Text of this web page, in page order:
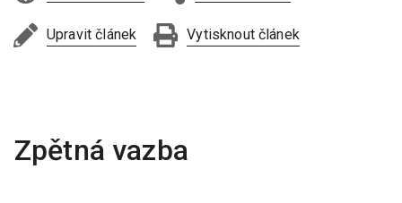
Upravit článek Vytisknout článek